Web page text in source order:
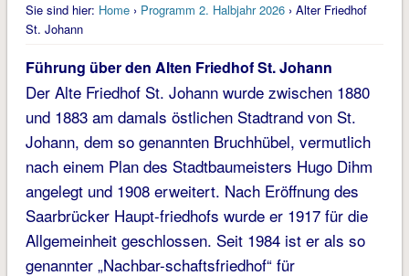
Sie sind hier: Home› Programm 2. Halbjahr 2026› Alter Friedhof
St. Johann
Führung über den Alten Friedhof St. Johann
Der Alte Friedhof St. Johann wurde zwischen 1880
und 1883 am damals östlichen Stadtrand von St.
Johann, dem so genannten Bruchhübel, vermutlich
nach einem Plan des Stadtbaumeisters Hugo Dihm
angelegt und 1908 erweitert. Nach Eröffnung des
Saarbrücker Haupt-friedhofs wurde er 1917 für die
Allgemeinheit geschlossen. Seit 1984 ist er als so
genannter „Nachbar-schaftsfriedhof“ für